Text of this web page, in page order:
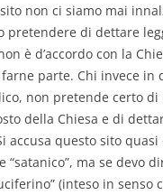
non ci siamo mai
pretendere di dettare
è d’accordo con la
parte. Chi invece in
non pretende certo di
della Chiesa e di
accusa questo sito quasi
“satanico”, ma se devo
(inteso in senso